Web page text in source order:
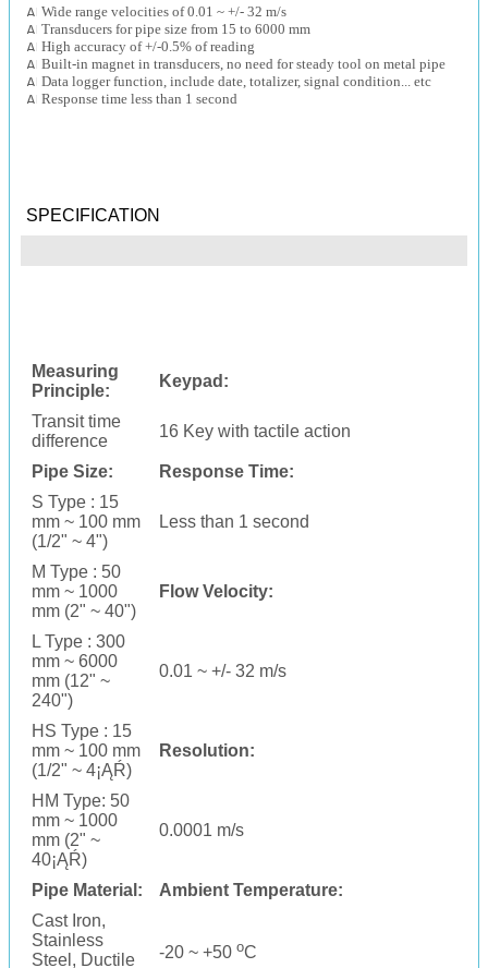
Wide range velocities of 0.01 ~ +/- 32 m/s
Transducers for pipe size from 15 to 6000 mm
High accuracy of +/-0.5% of reading
Built-in magnet in transducers, no need for steady tool on metal pipe
Data logger function, include date, totalizer, signal condition... etc
Response time less than 1 second
SPECIFICATION
Measuring
Principle:
Keypad:
Transit time
difference
16 Key with tactile action
Pipe Size:
Response Time:
S Type : 15
mm ~ 100 mm
(1/2" ~ 4")
Less than 1 second
M Type : 50
mm ~ 1000
mm (2" ~ 40")
Flow Velocity:
L Type : 300
mm ~ 6000
mm (12" ~
240")
0.01 ~ +/- 32 m/s
HS Type : 15
mm ~ 100 mm
(1/2" ~ 4¡ĄŔ)
Resolution:
HM Type: 50
mm ~ 1000
mm (2" ~
40¡ĄŔ)
0.0001 m/s
Pipe Material:
Ambient Temperature:
Cast Iron,
Stainless
Steel, Ductile
-20 ~ +50 oC